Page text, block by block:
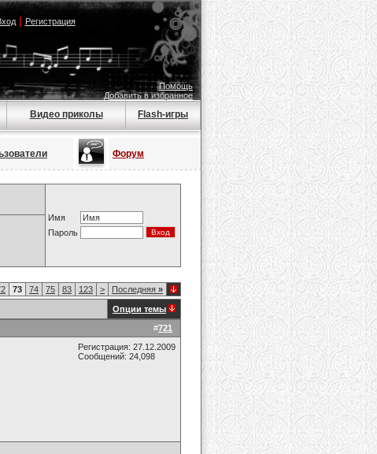
| Регистрация
Помощь
Добавить в избранное
Видео приколы Flash-игры
Форум
Имя
Пароль
73 74 75 83 123 > Последняя »
Опции темы
#721
Регистрация: 27.12.2009
Сообщений: 24,098